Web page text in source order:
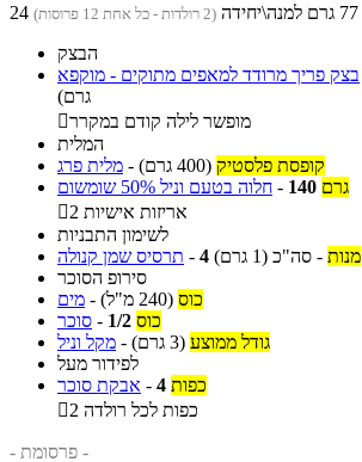
(2 רולדות - כל אחת 12 פרוסות)
הבצק
בצק פריך מרודד למאפים מתוקים - מוקפא
גרם)
מופשר לילה קודם במקרר
המלית
מלית פרג - קופסת פלסטיק (400 גרם)
חלוה בטעם וניל 50% שומשום - 140 גרם

2 אריזות אישיות
לשימון התבניות
תרסיס שמן קנולה - 4 מנות - סה"כ (1 גרם)
סירופ הסוכר
מים - כוס (240 מ"ל)
סוכר - 1/2 כוס
מקל וניל - גודל ממוצע (3 גרם)
לפידור מעל
אבקת סוכר - 4 כפות

2 כפות לכל רולדה
- פרסומת -